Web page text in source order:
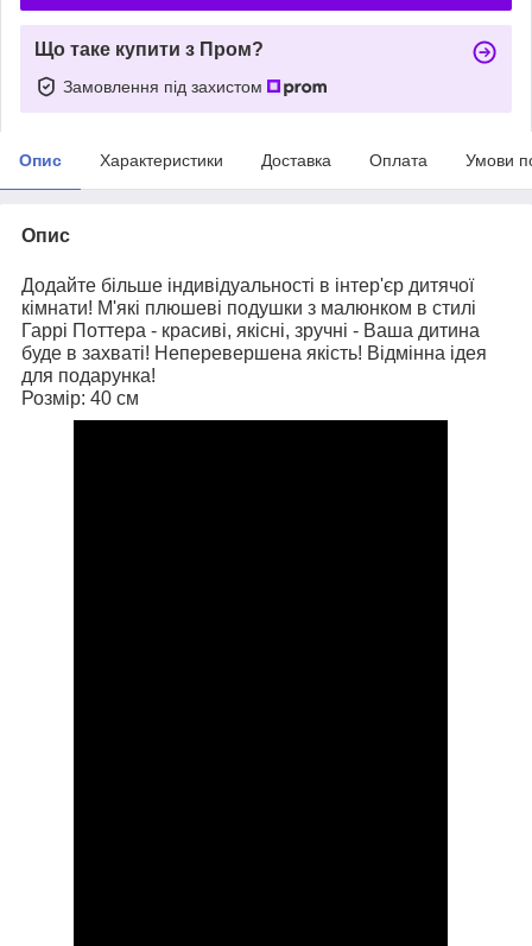
Що таке купити з Пром?
Замовлення під захистом
Опис Характеристики Доставка Оплата Умови
Опис
Додайте більше індивідуальності в інтер'єр дитячої
кімнати! М'які плюшеві подушки з малюнком в стилі
Гаррі Поттера - красиві, якісні, зручні - Ваша дитина
буде в захваті! Неперевершена якість! Відмінна ідея
для подарунка!
Розмір: 40 см